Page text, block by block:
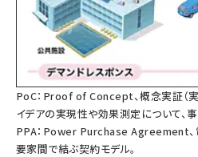
PoC：Proof of Concept、概念実証（
イデアの実現性や効果測定について、
PPA：Power Purchase Agreement、
要家間で結ぶ契約モデル。